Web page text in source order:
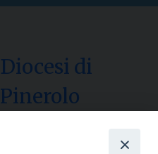
Diocesi di
Pinerolo